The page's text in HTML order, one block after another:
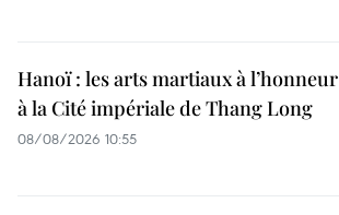
Hanoï : les arts martiaux à l’honneur
à la Cité impériale de Thang Long
08/08/2026 10:55